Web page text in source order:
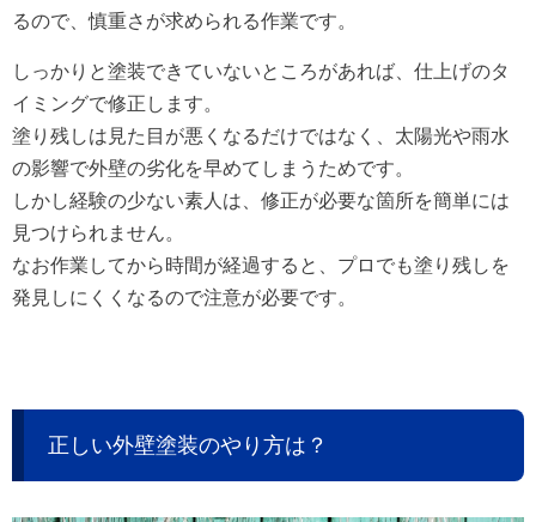
るので、慎重さが求められる作業です。
しっかりと塗装できていないところがあれば、仕上げのタ
イミングで修正します。
塗り残しは見た目が悪くなるだけではなく、太陽光や雨水
の影響で外壁の劣化を早めてしまうためです。
しかし経験の少ない素人は、修正が必要な箇所を簡単には
見つけられません。
なお作業してから時間が経過すると、プロでも塗り残しを
発見しにくくなるので注意が必要です。
正しい外壁塗装のやり方は？